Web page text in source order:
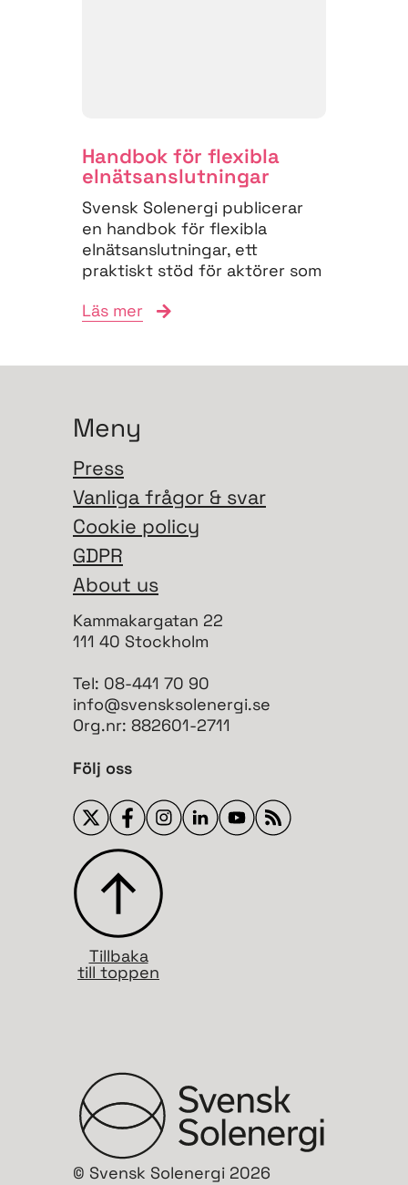
Handbok för flexibla
elnäts­anslutningar
Svensk Solenergi publicerar
en handbok för flexibla
elnätsanslutningar, ett
praktiskt stöd för aktörer som
anslutningsprocessen och
Läs mer
Meny
Press
Vanliga frågor & svar
Cookie policy
GDPR
About us
Kammakargatan 22
111 40 Stockholm
Tel: 08-441 70 90
info@svensksolenergi.se
Org.nr: 882601-2711
Följ oss
Tillbaka
till toppen
© Svensk Solenergi 2026